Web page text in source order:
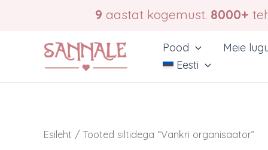
9 aastat kogemust. 8000+
Pood Meie
Eesti
Esileht / Tooted siltidega “Vankri organisaator”